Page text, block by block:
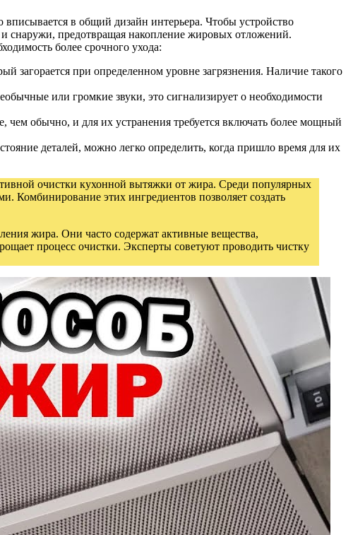
в общий дизайн интерьера. Чтобы устройство
снаружи, предотвращая накопление жировых отложений.
более срочного ухода:
при определенном уровне загрязнения. Наличие такого
или громкие звуки, это сигнализирует о необходимости
чем обычно, и для их устранения требуется включать более мощный
деталей, можно легко определить, когда пришло время для их
очистки кухонной вытяжки от жира. Среди популярных
Комбинирование этих ингредиентов позволяет создать
жира. Они часто содержат активные вещества,
процесс очистки. Эксперты советуют проводить чистку